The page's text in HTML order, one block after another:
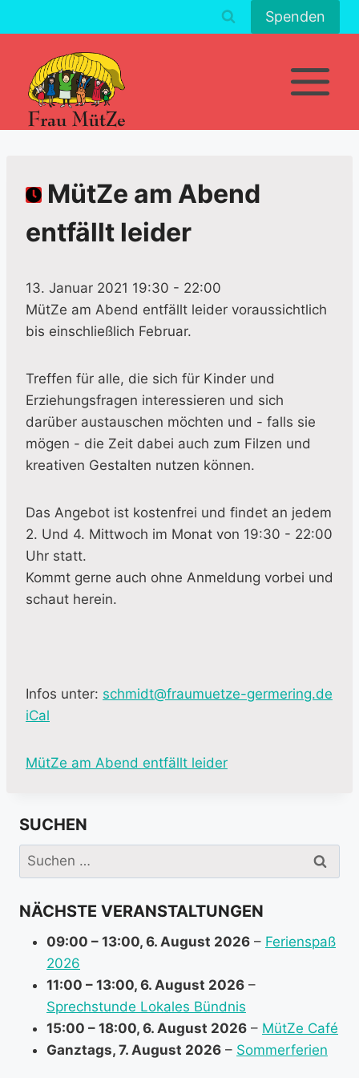
Inhalt
Spenden
MütZe am Abend
entfällt leider
13. Januar 2021 19:30 - 22:00
MütZe am Abend entfällt leider voraussichtlich
bis einschließlich Februar.
Treffen für alle, die sich für Kinder und
Erziehungsfragen interessieren und sich
darüber austauschen möchten und - falls sie
mögen - die Zeit dabei auch zum Filzen und
kreativen Gestalten nutzen können.
Das Angebot ist kostenfrei und findet an jedem
2. Und 4. Mittwoch im Monat von 19:30 - 22:00
Uhr statt.
Kommt gerne auch ohne Anmeldung vorbei und
schaut herein.
Infos unter: schmidt@fraumuetze-germering.de
iCal
M
e
i
n
o
MütZe am Abend entfällt leider
SUCHEN
Suchen
nach:
NÄCHSTE VERANSTALTUNGEN
09:00 – 13:00, 6. August 2026 – Ferienspaß
2026
11:00 – 13:00, 6. August 2026 –
Sprechstunde Lokales Bündnis
15:00 – 18:00, 6. August 2026 – MütZe Café
Ganztags, 7. August 2026 – Sommerferien